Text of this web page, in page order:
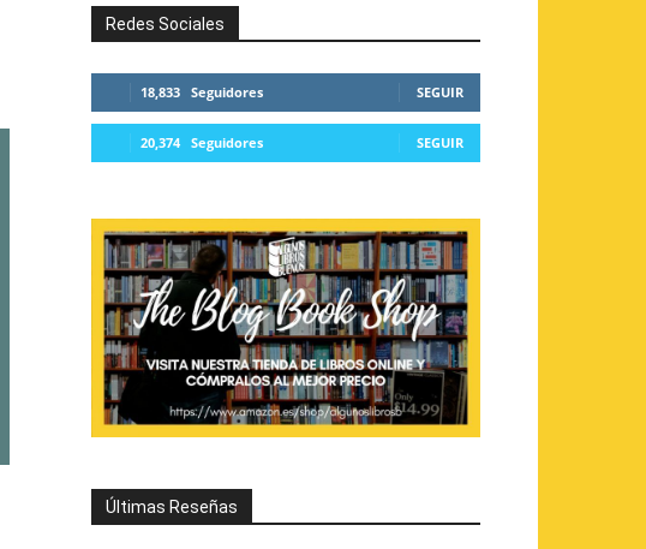
Redes Sociales
18,833 Seguidores SEGUIR
20,374 Seguidores SEGUIR
Últimas Reseñas